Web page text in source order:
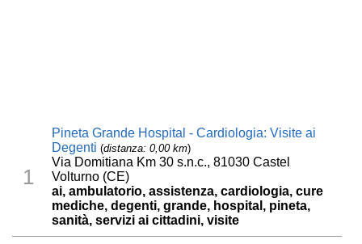
1
Pineta Grande Hospital - Cardiologia: Visite ai
Degenti (distanza: 0,00 km)
Via Domitiana Km 30 s.n.c., 81030 Castel
Volturno (CE)
ai, ambulatorio, assistenza, cardiologia, cure
mediche, degenti, grande, hospital, pineta,
sanità, servizi ai cittadini, visite